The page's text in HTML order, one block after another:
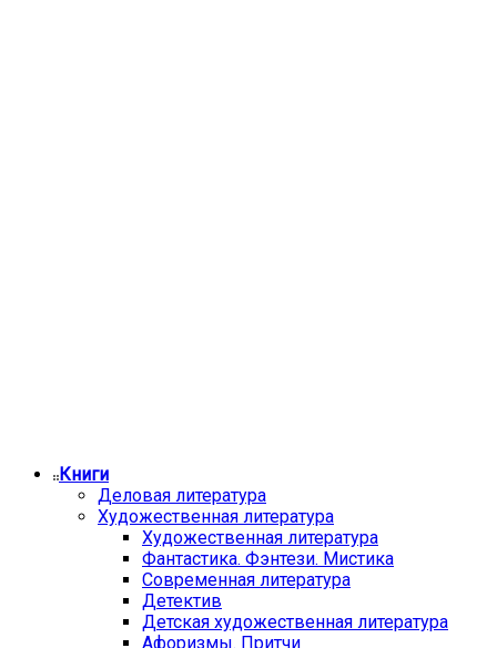
Книги
Деловая литература
Художественная литература
Художественная литература
Фантастика. Фэнтези. Мистика
Современная литература
Детектив
Детская художественная литература
Афоризмы. Притчи